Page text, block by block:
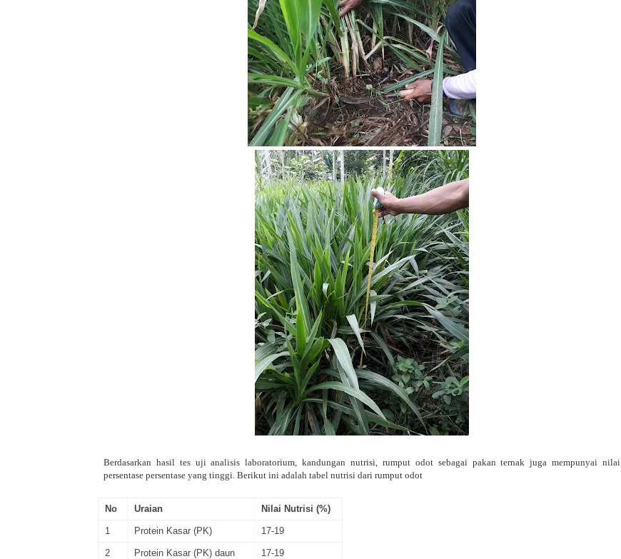
Berdasarkan hasil tes uji analisis laboratorium, kandungan nutrisi, rumput odot sebagai pakan ternak juga mempunyai nilai
persentase persentase yang tinggi. Berikut ini adalah tabel nutrisi dari rumput odot
No Uraian Nilai Nutrisi (%)
1 Protein Kasar (PK) 17-19
2 Protein Kasar (PK) daun 17-19